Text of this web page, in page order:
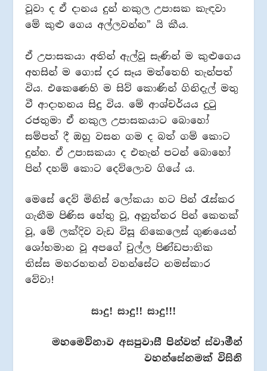
වූවා ද ඒ දානය දුන් නකුල උපාසක කැඳවා
මේ කුළු ගෙය අල්ලවන්න” යි කීය.
ඒ උපාසකයා අතින් ඇල්වූ සැණින් ම කුළුගෙය
අහසින් ම ගොස් දර සෑය මත්තෙහි තැන්පත්
විය. එකෙණෙහි ම සිව් කොණින් ගිනිදැල් මතු
වී ආදාහනය සිදු විය. මේ ආශ්චර්යය දුටු
රජතුමා ඒ නකුල උපාසකයාට බොහෝ
සම්පත් දී ඔහු වසන ගම ද බත් ගම් කොට
දුන්හ. ඒ උපාසකයා ද එතැන් පටන් බොහෝ
පින් දහම් කොට දෙව්ලොව ගියේ ය.
මෙසේ දෙව් මිනිස් ලෝකයා හට පින් රැස්කර
ගැනීම පිණිස හේතු වූ, අනුත්තර පින් කෙතක්
වූ, මේ ලක්දිව වැඩ විසූ නිකෙලෙස් ගුණයෙන්
ශෝභමාන වූ අපගේ චුල්ල පිණ්ඩපාතික
තිස්ස මහරහතන් වහන්සේට නමස්කාර
වේවා!
සාදු! සාදු!! සාදු!!!
මහමෙව්නාව අසපුවාසී පින්වත් ස්වාමීන්
වහන්සේනමක් විසිනි